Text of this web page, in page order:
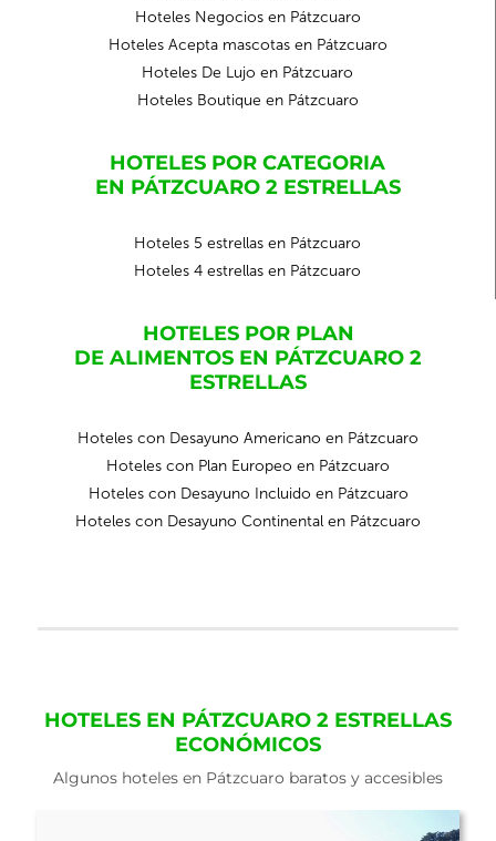
Hoteles Negocios en Pátzcuaro
Hoteles Acepta mascotas en Pátzcuaro
Hoteles De Lujo en Pátzcuaro
Hoteles Boutique en Pátzcuaro
HOTELES POR CATEGORIA
EN PÁTZCUARO 2 ESTRELLAS
Hoteles 5 estrellas en Pátzcuaro
Hoteles 4 estrellas en Pátzcuaro
HOTELES POR PLAN
DE ALIMENTOS EN PÁTZCUARO 2
ESTRELLAS
Hoteles con Desayuno Americano en Pátzcuaro
Hoteles con Plan Europeo en Pátzcuaro
Hoteles con Desayuno Incluido en Pátzcuaro
Hoteles con Desayuno Continental en Pátzcuaro
HOTELES EN PÁTZCUARO 2 ESTRELLAS
ECONÓMICOS
Algunos hoteles en Pátzcuaro baratos y accesibles